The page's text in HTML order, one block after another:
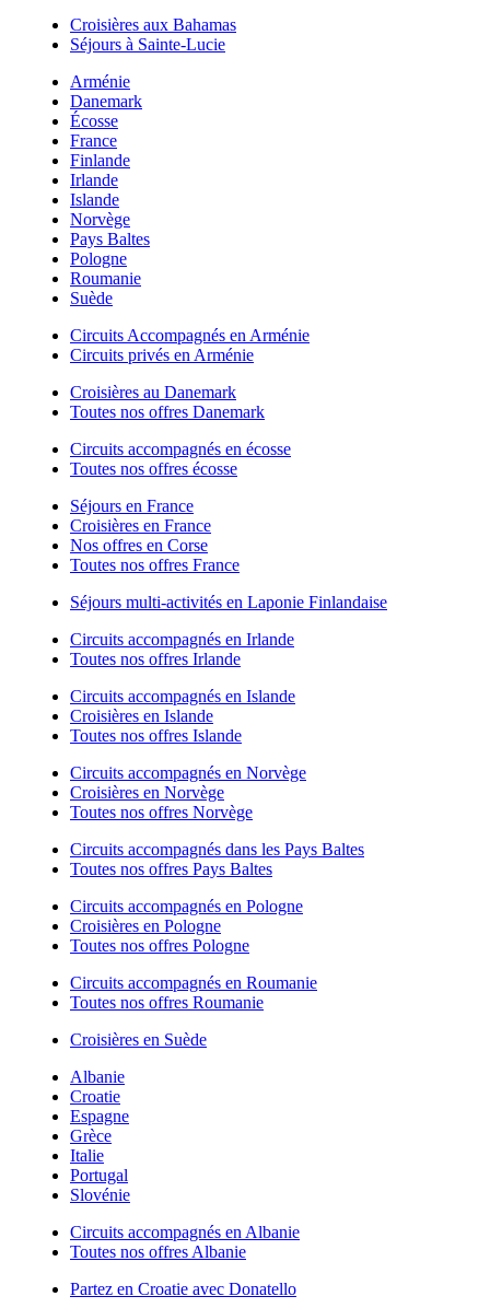
Croisières aux Bahamas
Séjours à Sainte-Lucie
Arménie
Danemark
Écosse
France
Finlande
Irlande
Islande
Norvège
Pays Baltes
Pologne
Roumanie
Suède
Circuits Accompagnés en Arménie
Circuits privés en Arménie
Croisières au Danemark
Toutes nos offres Danemark
Circuits accompagnés en écosse
Toutes nos offres écosse
Séjours en France
Croisières en France
Nos offres en Corse
Toutes nos offres France
Séjours multi-activités en Laponie Finlandaise
Circuits accompagnés en Irlande
Toutes nos offres Irlande
Circuits accompagnés en Islande
Croisières en Islande
Toutes nos offres Islande
Circuits accompagnés en Norvège
Croisières en Norvège
Toutes nos offres Norvège
Circuits accompagnés dans les Pays Baltes
Toutes nos offres Pays Baltes
Circuits accompagnés en Pologne
Croisières en Pologne
Toutes nos offres Pologne
Circuits accompagnés en Roumanie
Toutes nos offres Roumanie
Croisières en Suède
Albanie
Croatie
Espagne
Grèce
Italie
Portugal
Slovénie
Circuits accompagnés en Albanie
Toutes nos offres Albanie
Partez en Croatie avec Donatello